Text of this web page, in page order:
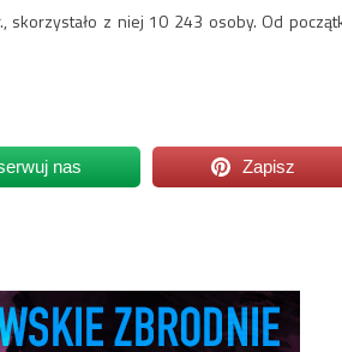
skorzystało z niej 10 243 osoby. Od
nas Zapisz